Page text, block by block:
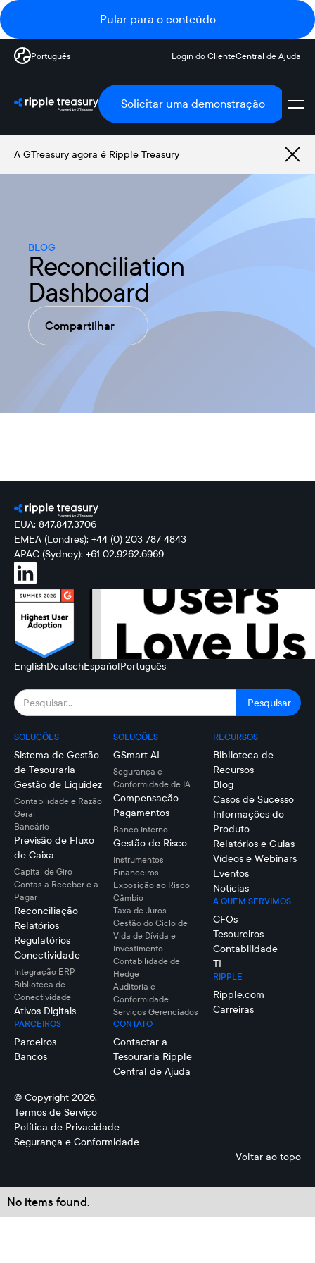
Pular para o conteúdo
Português Login do ClienteCentral de Ajuda
Solicitar uma demonstração
A GTreasury agora é Ripple Treasury
BLOG
Reconciliation
Dashboard
Compartilhar
EUA: 847.847.3706
EMEA (Londres): +44 (0) 203 787 4843
APAC (Sydney): +61 02.9262.6969
EnglishDeutschEspañolPortuguês
SOLUÇÕES
Sistema de Gestão
de Tesouraria
Gestão de Liquidez
Contabilidade e Razão
Geral
Bancário
Previsão de Fluxo
de Caixa
Capital de Giro
Contas a Receber e a
Pagar
Reconciliação
Relatórios
Regulatórios
Conectividade
Integração ERP
Biblioteca de
Conectividade
Ativos Digitais
PARCEIROS
Parceiros
Bancos
SOLUÇÕES
GSmart AI
Segurança e
Conformidade de IA
Compensação
Pagamentos
Banco Interno
Gestão de Risco
Instrumentos
Financeiros
Exposição ao Risco
Câmbio
Taxa de Juros
Gestão do Ciclo de
Vida de Dívida e
Investimento
Contabilidade de
Hedge
Auditoria e
Conformidade
Serviços Gerenciados
CONTATO
Contactar a
Tesouraria Ripple
Central de Ajuda
RECURSOS
Biblioteca de
Recursos
Blog
Casos de Sucesso
Informações do
Produto
Relatórios e Guias
Vídeos e Webinars
Eventos
Notícias
A QUEM SERVIMOS
CFOs
Tesoureiros
Contabilidade
TI
RIPPLE
Ripple.com
Carreiras
© Copyright 2026.
Termos de Serviço
Política de Privacidade
Segurança e Conformidade
Voltar ao topo
No items found.